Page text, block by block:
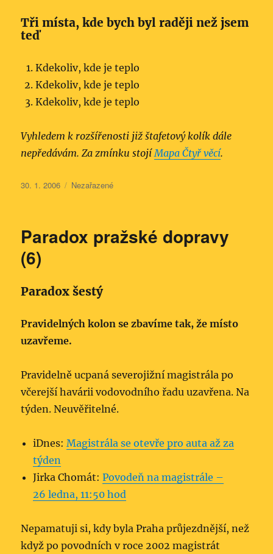
Tři místa, kde bych byl raději než jsem
teď
Kdekoliv, kde je teplo
Kdekoliv, kde je teplo
Kdekoliv, kde je teplo
Vyhledem k rozšířenosti již štafetový kolík dále
nepředávám. Za zmínku stojíMapa Čtyř věcí.
Publikováno:
30. 1. 2006 Rubriky:
Nezařazené
Paradox pražské dopravy
(6)
Paradox šestý
Pravidelných kolon se zbavíme tak, že místo
uzavřeme.
Pravidelně ucpaná severojižní magistrála po
včerejší havárii vodovodního řadu uzavřena. Na
týden. Neuvěřitelné.
iDnes:Magistrála se otevře pro auta až za
týden
Jirka Chomát:Povodeň na magistrále –
26 ledna, 11:50 hod
Nepamatuji si, kdy byla Praha průjezdnější, než
když po povodních v roce 2002 magistrát